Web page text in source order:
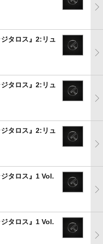
タロス』2:リュ
タロス』2:リュ
タロス』2:リュ
タロス』1 Vol.
タロス』1 Vol.